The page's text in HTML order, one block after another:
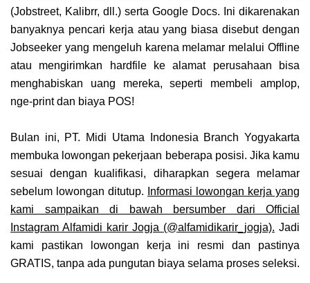
(Jobstreet, Kalibrr, dll.) serta Google Docs. Ini dikarenakan
banyaknya pencari kerja atau yang biasa disebut dengan
Jobseeker yang mengeluh karena melamar melalui Offline
atau mengirimkan hardfile ke alamat perusahaan bisa
menghabiskan uang mereka, seperti membeli amplop,
nge-print dan biaya POS!
Bulan ini, PT. Midi Utama Indonesia Branch Yogyakarta
membuka lowongan pekerjaan beberapa posisi. Jika kamu
sesuai dengan kualifikasi, diharapkan segera melamar
sebelum lowongan ditutup.
Informasi lowongan kerja yang
kami sampaikan di bawah bersumber dari Official
Instagram Alfamidi karir Jogja (@alfamidikarir_jogja). Jadi
kami pastikan lowongan kerja ini resmi dan pastinya
GRATIS, tanpa ada pungutan biaya selama proses seleksi.